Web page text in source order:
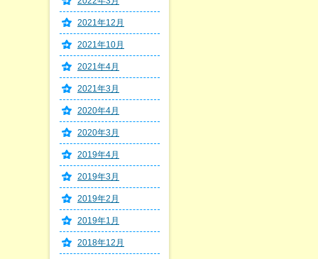
2021年12月
2021年10月
2021年4月
2021年3月
2020年4月
2020年3月
2019年4月
2019年3月
2019年2月
2019年1月
2018年12月